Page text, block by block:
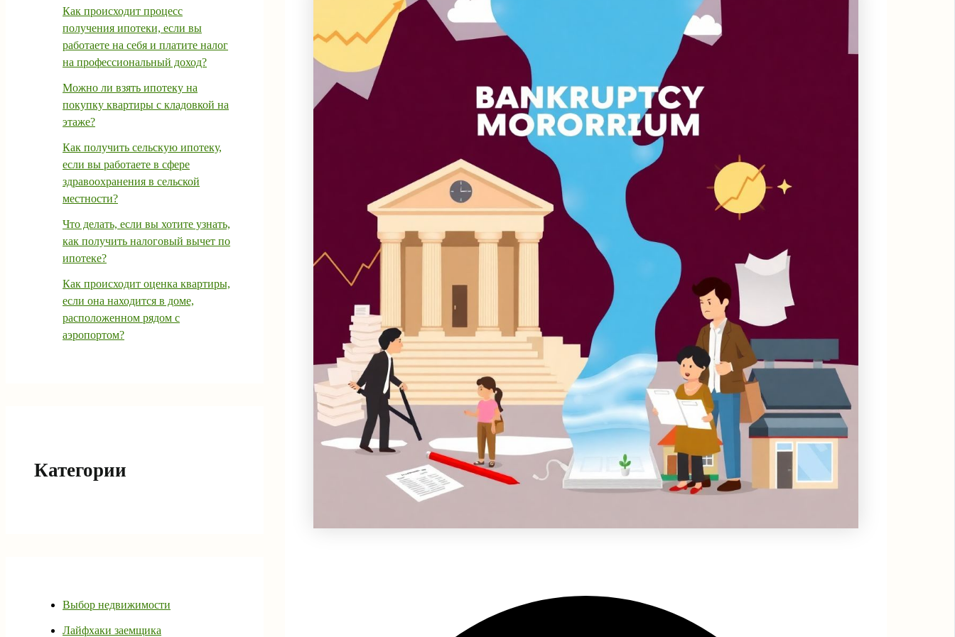
Как происходит процесс
получения ипотеки, если вы
работаете на себя и платите налог
на профессиональный доход?
Можно ли взять ипотеку на
покупку квартиры с кладовкой на
этаже?
Как получить сельскую ипотеку,
если вы работаете в сфере
здравоохранения в сельской
местности?
Что делать, если вы хотите узнать,
как получить налоговый вычет по
ипотеке?
Как происходит оценка квартиры,
если она находится в доме,
расположенном рядом с
аэропортом?
Категории
Выбор недвижимости
Лайфхаки заемщика